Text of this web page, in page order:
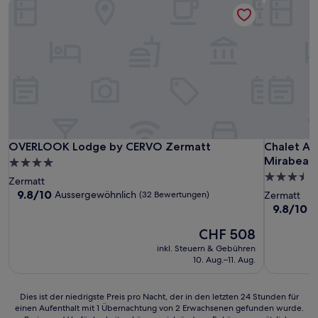
OVERLOOK Lodge by CERVO Zermatt
OVERLOOK Lodge by CERVO Zermatt
4.0-
Sterne-
Unterkunft
Zermatt
9.8
9.8/10 Aussergewöhnlich (32 Bewertungen)
Der
Preis
beträgt
CHF 508
inkl. Steuern & Gebühren
10. Aug.–11. Aug.
Chalet
Mirabeau
Chalet
3.5-
Sterne-
Zermatt
9.8
9.8/10
Dies
ist
Dies ist der niedrigste Preis pro Nacht, der in den letzten 24 Stunden für
einen Aufenthalt mit 1 Übernachtung von 2 Erwachsenen gefunden wurde.